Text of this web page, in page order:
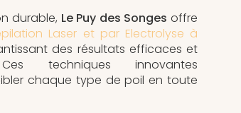
durable, Le Puy des Songes offre
Laser et par Electrolyse à
des résultats efficaces et
techniques innovantes
chaque type de poil en toute